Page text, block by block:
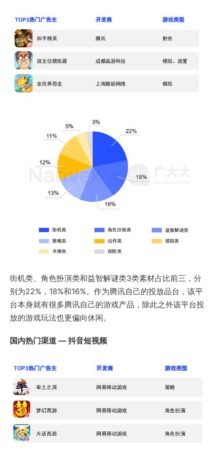
街机类、角色扮演类和益智解谜类3类素材占比前三，分
别为22%，18%和16%。作为腾讯自己的投放品台，该平
台本身就有很多腾讯自己的游戏产品，除此之外该平台投
放的游戏玩法也更偏向休闲。
国内热门渠道 — 抖音短视频